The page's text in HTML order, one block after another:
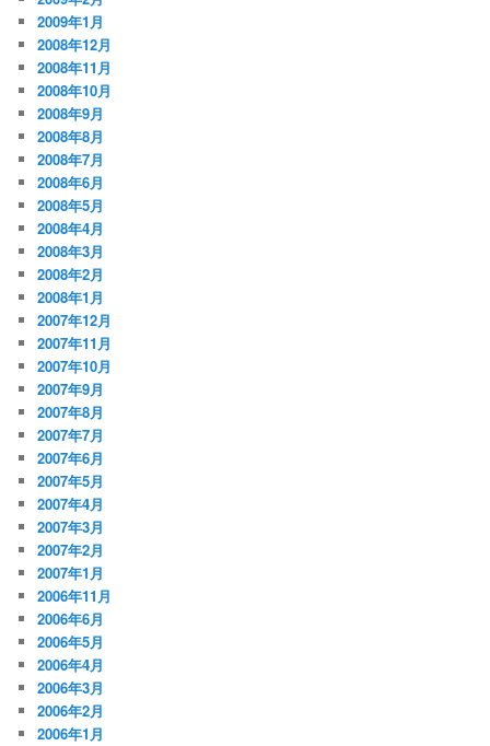
2009年1月
2008年12月
2008年11月
2008年10月
2008年9月
2008年8月
2008年7月
2008年6月
2008年5月
2008年4月
2008年3月
2008年2月
2008年1月
2007年12月
2007年11月
2007年10月
2007年9月
2007年8月
2007年7月
2007年6月
2007年5月
2007年4月
2007年3月
2007年2月
2007年1月
2006年11月
2006年6月
2006年5月
2006年4月
2006年3月
2006年2月
2006年1月